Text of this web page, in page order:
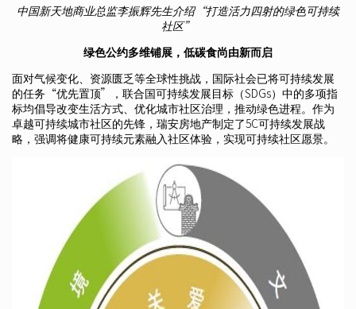
中国新天地商业总监李振辉先生介绍“打造活力四射的绿色可持续
社区”
绿色公约多维铺展，低碳食尚由新而启
面对气候变化、资源匮乏等全球性挑战，国际社会已将可持续发展
的任务“优先置顶”，联合国可持续发展目标（SDGs）中的多项指
标均倡导改变生活方式、优化城市社区治理，推动绿色进程。作为
卓越可持续城市社区的先锋，瑞安房地产制定了5C可持续发展战
略，强调将健康可持续元素融入社区体验，实现可持续社区愿景。